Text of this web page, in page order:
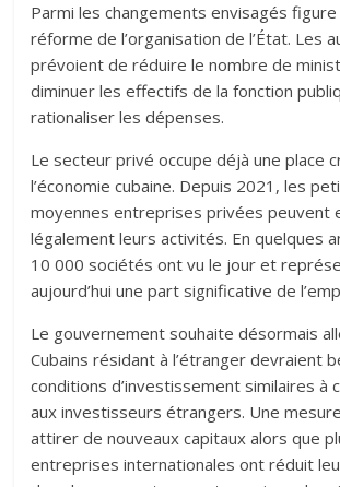
Parmi les changements envisagés
réforme de l’organisation de l’État. Les
prévoient de réduire le nombre de
diminuer les effectifs de la fonction
rationaliser les dépenses.
Le secteur privé occupe déjà une place
l’économie cubaine. Depuis 2021, les
moyennes entreprises privées peuvent
légalement leurs activités. En quelques
10 000 sociétés ont vu le jour et
aujourd’hui une part significative de
Le gouvernement souhaite désormais
Cubains résidant à l’étranger devraient
conditions d’investissement similaires à
aux investisseurs étrangers. Une
attirer de nouveaux capitaux alors que
entreprises internationales ont réduit